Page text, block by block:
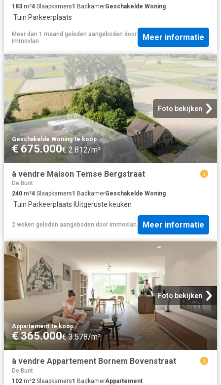
183 m²4 Slaapkamers1 BadkamerGeschakelde Woning
·Tuin·Parkeerplaats
Meer dan 1 maand geleden aangeboden door
immovlan
Meer informatie
Foto bekijken
Geschakelde Woning·te koop
€ 675.000€ 2.812/m²
à vendre Maison Temse Bergstraat
De Bunt
240 m²4 Slaapkamers1 BadkamerGeschakelde Woning
·Tuin·Parkeerplaats· IUitgeruste keuken
2 weken geleden aangeboden door immovlan Meer informatie
Foto bekijken
Appartement·te koop
€ 365.000€ 3.578/m²
à vendre Appartement Bornem Bovenstraat
De Bunt
102 m²2 Slaapkamers1 BadkamerAppartement